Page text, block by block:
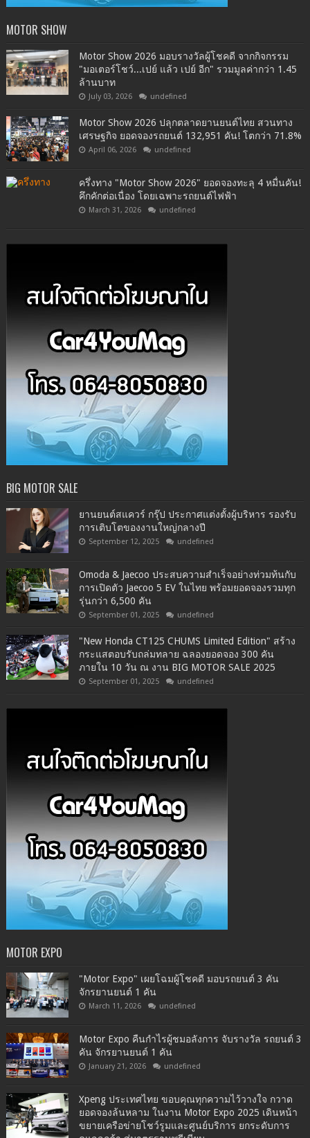
MOTOR SHOW
Motor Show 2026 มอบรางวัลผู้โชคดี จากกิจกรรม
"มอเตอร์โชว์...เปย์ แล้ว เปย์ อีก" รวมมูลค่ากว่า 1.45
ล้านบาท
July 03, 2026 undefined
Motor Show 2026 ปลุกตลาดยานยนต์ไทย สวนทาง
เศรษฐกิจ ยอดจองรถยนต์ 132,951 คัน! โตกว่า 71.8%
April 06, 2026 undefined
ครึ่งทาง "Motor Show 2026" ยอดจองทะลุ 4 หมื่นคัน!
คึกคักต่อเนื่อง โดยเฉพาะรถยนต์ไฟฟ้า
March 31, 2026 undefined
BIG MOTOR SALE
ยานยนต์สแควร์ กรุ๊ป ประกาศแต่งตั้งผู้บริหาร รองรับ
การเติบโตของงานใหญ่กลางปี
September 12, 2025 undefined
Omoda & Jaecoo ประสบความสำเร็จอย่างท่วมท้นกับ
การเปิดตัว Jaecoo 5 EV ในไทย พร้อมยอดจองรวมทุก
รุ่นกว่า 6,500 คัน
September 01, 2025 undefined
"New Honda CT125 CHUMS Limited Edition" สร้าง
กระแสตอบรับถล่มทลาย ฉลองยอดจอง 300 คัน
ภายใน 10 วัน ณ งาน BIG MOTOR SALE 2025
September 01, 2025 undefined
MOTOR EXPO
"Motor Expo" เผยโฉมผู้โชคดี มอบรถยนต์ 3 คัน
จักรยานยนต์ 1 คัน
March 11, 2026 undefined
Motor Expo คืนกำไรผู้ชมอลังการ จับรางวัล รถยนต์ 3
คัน จักรยานยนต์ 1 คัน
January 21, 2026 undefined
Xpeng ประเทศไทย ขอบคุณทุกความไว้วางใจ กวาด
ยอดจองล้นหลาม ในงาน Motor Expo 2025 เดินหน้า
ขยายเครือข่ายโชว์รูมและศูนย์บริการ ยกระดับการ